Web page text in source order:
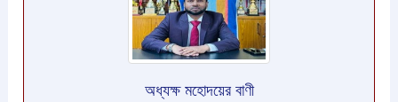
অধ্যক্ষ মহোদয়ের বাণী